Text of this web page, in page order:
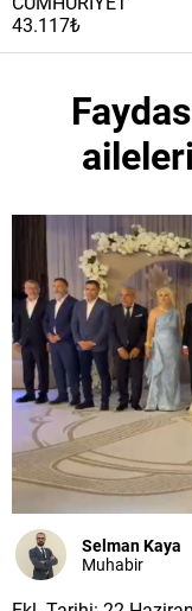
43.117₺
Selman Kaya
Muhabir